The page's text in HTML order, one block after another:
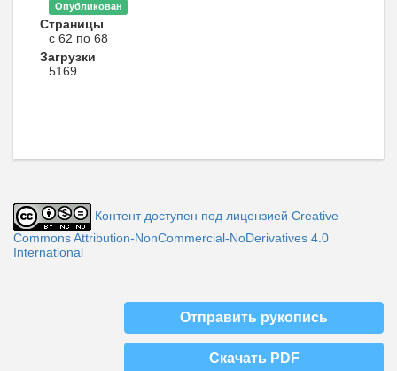
Опубликован
Страницы
с 62 по 68
Загрузки
5169
Контент доступен под лицензией Creative
Commons Attribution-NonCommercial-NoDerivatives 4.0
International
Отправить рукопись
Скачать PDF